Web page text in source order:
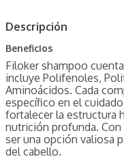
Descripción
Beneficios
Filoker shampoo
incluye Polifenoles,
Aminoácidos. Cada
específico en el
fortalecer la estructura
nutrición profunda.
ser una opción valiosa
del cabello.